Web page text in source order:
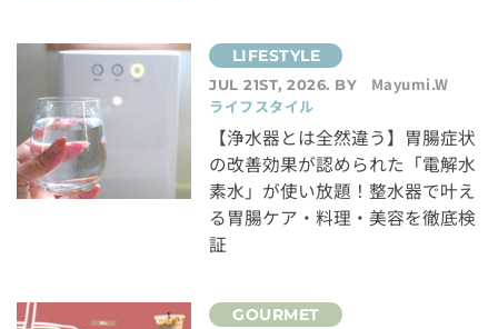
JUL 21ST, 2026. BY
Mayumi.W
ライフスタイル
【浄水器とは全然違う】胃腸症状
の改善効果が認められた「電解水
素水」が使い放題！整水器で叶え
る胃腸ケア・料理・美容を徹底検
証